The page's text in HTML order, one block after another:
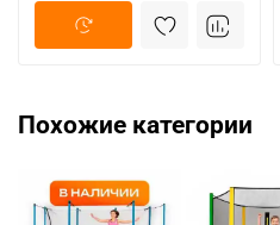
Похожие категории